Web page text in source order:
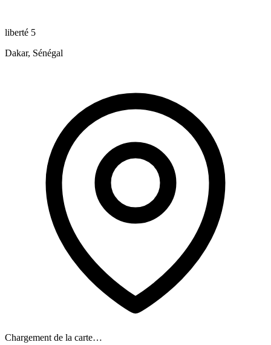
liberté 5
Dakar, Sénégal
Chargement de la carte…